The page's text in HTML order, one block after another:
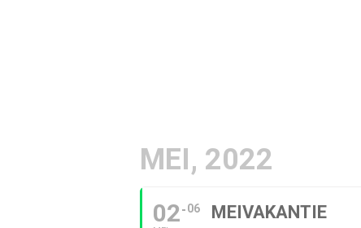
MEI, 2022
02 06 MEIVAKANTIE